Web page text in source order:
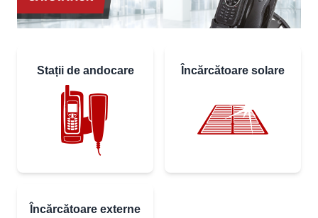
Stații de andocare Încărcătoare solare
Încărcătoare externe